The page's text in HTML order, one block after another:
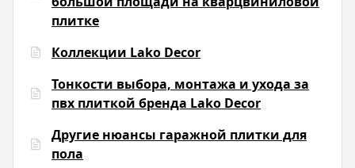
плитке
Коллекции Lako Decor
Тонкости выбора, монтажа и ухода за
пвх плиткой бренда Lako Decor
Другие нюансы гаражной плитки для
пола